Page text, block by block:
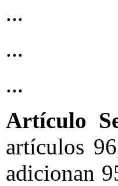
...
...
...
Artículo
artículos
adicionan